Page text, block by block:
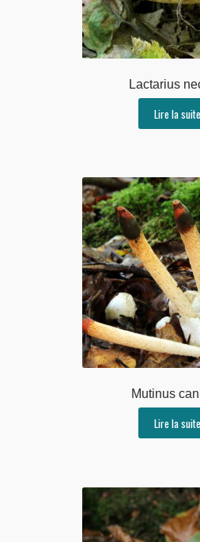
Lactarius
Lire la suite
Mutinus
Lire la suite